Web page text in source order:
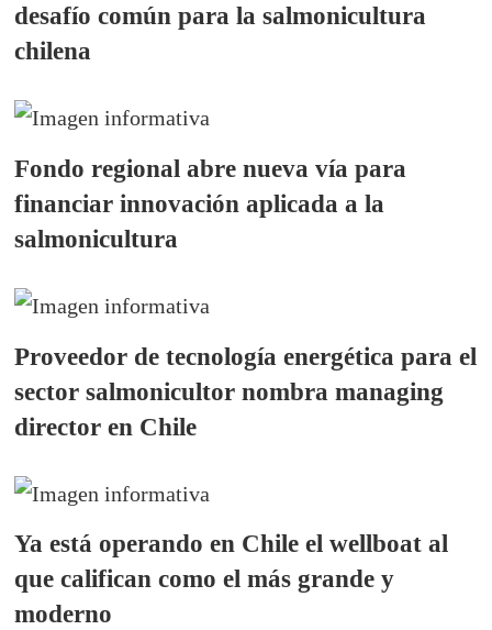
desafío común para la salmonicultura
chilena
Fondo regional abre nueva vía para
financiar innovación aplicada a la
salmonicultura
Proveedor de tecnología energética para el
sector salmonicultor nombra managing
director en Chile
Ya está operando en Chile el wellboat al
que califican como el más grande y
moderno